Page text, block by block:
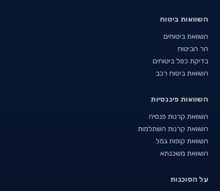
השוואות ביטוח
השוואת ביטוחים
הר הביטוח
בדיקת כפל ביטוחים
השוואת ביטוח רכב
השוואות פיננסיות
השוואת קרנות פנסיה
השוואת קרנות השתלמות
השוואת קופות גמל
השוואת משכנתא
על הסוכנות